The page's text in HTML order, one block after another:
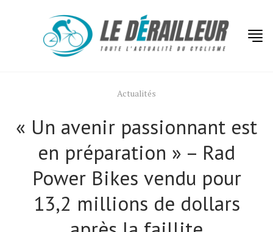
Actualités
« Un avenir passionnant est
en préparation » – Rad
Power Bikes vendu pour
13,2 millions de dollars